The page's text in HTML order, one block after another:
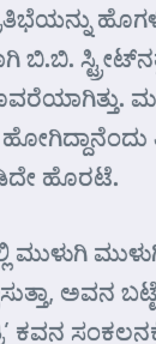
ಬಿ.ಬಿ.
ಹೋಗಿದ್ದಾನೆಂದು
ಹೊರಟೆ.
ಮುಳುಗಿ
ಅವನ
ಕವನ